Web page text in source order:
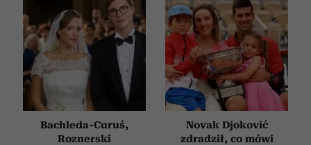
Bachleda-Curuś,
Roznerski
Novak Djoković
zdradził, co mówi